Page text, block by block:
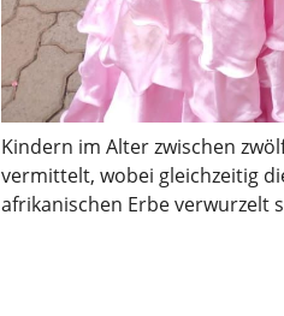
Kindern im Alter zwischen
vermittelt, wobei gleichzeitig
afrikanischen Erbe verwurzelt